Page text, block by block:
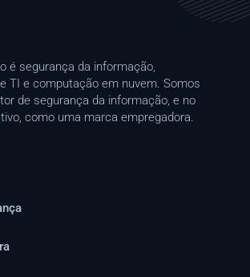
é segurança da informação,
TI e computação em nuvem. Somos
de segurança da informação, e no
como uma marca empregadora.